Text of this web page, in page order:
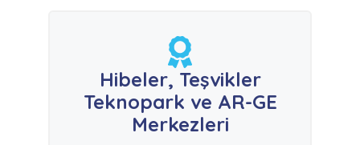
Hibeler, Teşvikler
Teknopark ve AR-GE
Merkezleri